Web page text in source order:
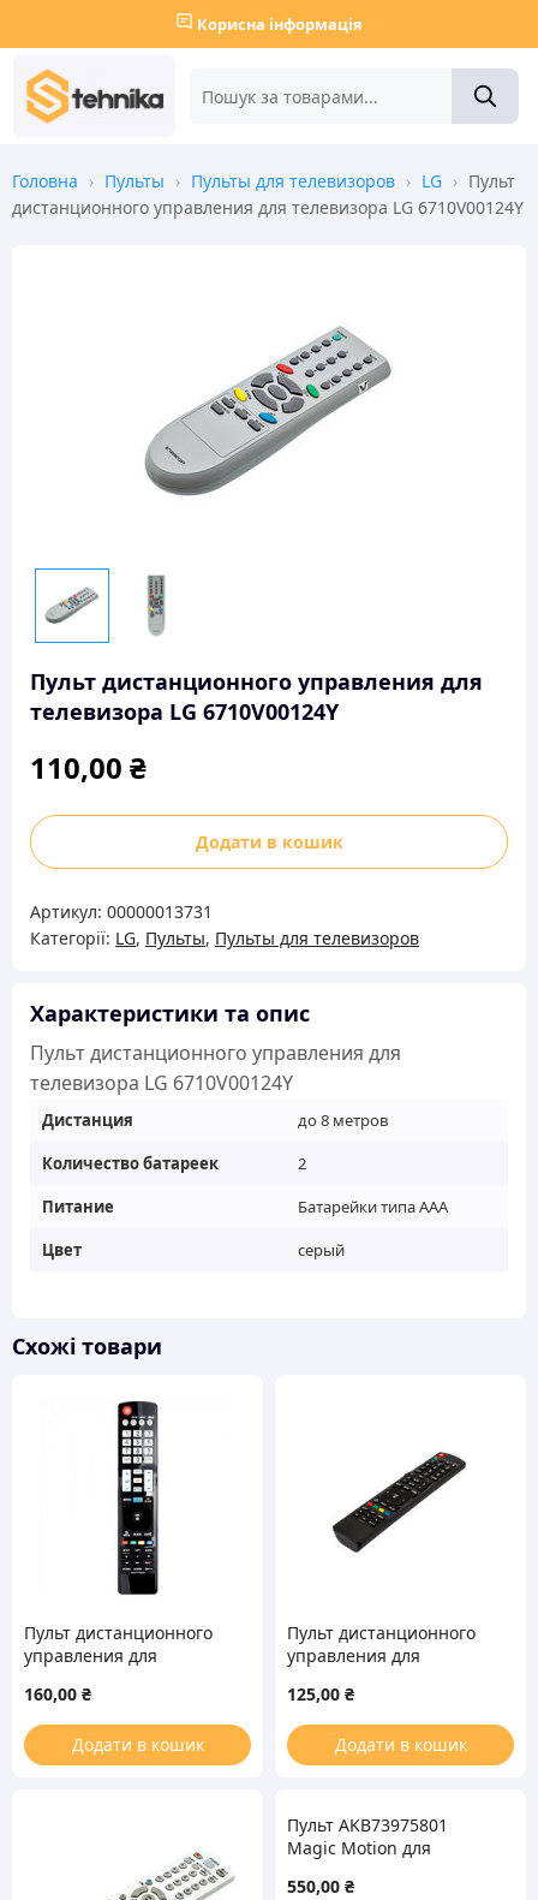
Корисна інформація
Головна › Пульты › Пульты для телевизоров › LG › Пульт
дистанционного управления для телевизора LG 6710V00124Y
Пульт дистанционного управления для
телевизора LG 6710V00124Y
110,00 ₴
Пульт
дистанционного
для
телевизора
6710V00124Y
Додати в кошик
Артикул: 00000013731
Категорії: LG, Пульты, Пульты для телевизоров
Характеристики та опис
Пульт дистанционного управления для
телевизора LG 6710V00124Y
Дистанция
до 8 метров
Количество батареек
2
Питание
Батарейки типа AAA
Цвет
серый
Схожі товари
Пульт дистанционного
управления для
AKB73756504
160,00 ₴
Додати в кошик
Пульт дистанционного
управления для
AKB72915207
125,00 ₴
Додати в кошик
Пульт AKB73975801
Magic Motion для
550,00 ₴